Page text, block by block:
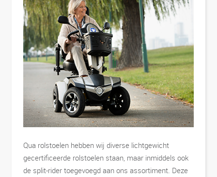
Qua rolstoelen hebben wij diverse lichtgewicht
gecertificeerde rolstoelen staan, maar inmiddels ook
de split-rider toegevoegd aan ons assortiment. Deze